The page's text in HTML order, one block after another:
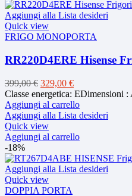
Aggiungi alla Lista desideri
Quick view
FRIGO MONOPORTA
RR220D4ERE Hisense
399,00€ Il
prezzo
originale
era:
399,00 €.
329,00 €Il
prezzo
attuale
è:
Classe energetica:
Aggiungi al carrello
Aggiungi alla Lista desideri
Quick view
Aggiungi al carrello
-18%
Aggiungi alla Lista desideri
Quick view
DOPPIA PORTA